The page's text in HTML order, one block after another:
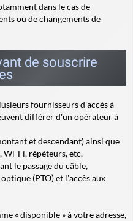
dans le cas de
ou de changements de
de souscrire
fournisseurs d'accès à
différer d'un opérateur à
et descendant) ainsi que
Wi-Fi, répéteurs, etc.
le passage du câble,
(PTO) et l'accès aux
« disponible » à votre adresse,